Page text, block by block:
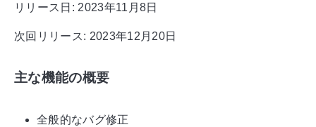
リリース日: 2023年11月8日
次回リリース: 2023年12月20日
主な機能の概要
全般的なバグ修正